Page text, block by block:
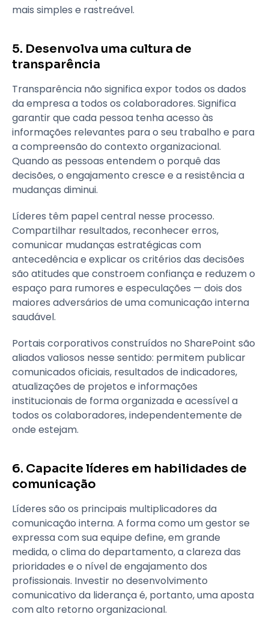
mais simples e rastreável.
5. Desenvolva uma cultura de
transparência
Transparência não significa expor todos os dados
da empresa a todos os colaboradores. Significa
garantir que cada pessoa tenha acesso às
informações relevantes para o seu trabalho e para
a compreensão do contexto organizacional.
Quando as pessoas entendem o porquê das
decisões, o engajamento cresce e a resistência a
mudanças diminui.
Líderes têm papel central nesse processo.
Compartilhar resultados, reconhecer erros,
comunicar mudanças estratégicas com
antecedência e explicar os critérios das decisões
são atitudes que constroem confiança e reduzem o
espaço para rumores e especulações — dois dos
maiores adversários de uma comunicação interna
saudável.
Portais corporativos construídos no SharePoint são
aliados valiosos nesse sentido: permitem publicar
comunicados oficiais, resultados de indicadores,
atualizações de projetos e informações
institucionais de forma organizada e acessível a
todos os colaboradores, independentemente de
onde estejam.
6. Capacite líderes em habilidades de
comunicação
Líderes são os principais multiplicadores da
comunicação interna. A forma como um gestor se
expressa com sua equipe define, em grande
medida, o clima do departamento, a clareza das
prioridades e o nível de engajamento dos
profissionais. Investir no desenvolvimento
comunicativo da liderança é, portanto, uma aposta
com alto retorno organizacional.